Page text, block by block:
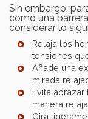
Sin embargo,
como una
considerar lo
Relaja los
tensiones
Añade una
mirada
Evita
manera
Gira